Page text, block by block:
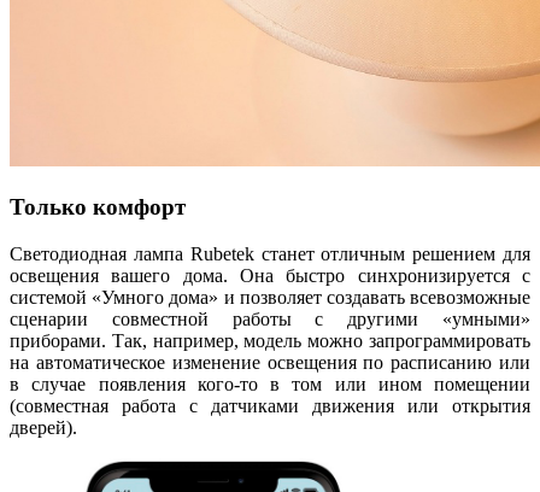
Только комфорт
Светодиодная лампа Rubetek станет отличным решением для
освещения вашего дома. Она быстро синхронизируется с
системой «Умного дома» и позволяет создавать всевозможные
сценарии совместной работы с другими «умными»
приборами. Так, например, модель можно запрограммировать
на автоматическое изменение освещения по расписанию или
в случае появления кого-то в том или ином помещении
(совместная работа с датчиками движения или открытия
дверей).